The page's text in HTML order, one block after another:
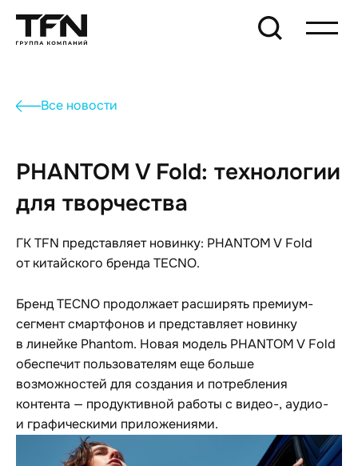
Все новости
PHANTOM V Fold: технологии
для творчества
ГК TFN представляет новинку: PHANTOM V Fold
от китайского бренда TECNO.
Бренд TECNO продолжает расширять премиум-
сегмент смартфонов и представляет новинку
в линейке Phantom. Новая модель PHANTOM V Fold
обеспечит пользователям еще больше
возможностей для создания и потребления
контента — продуктивной работы с видео-, аудио-
и графическими приложениями.